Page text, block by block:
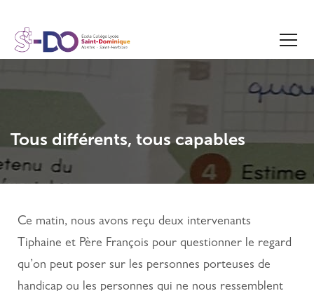
Tous différents, tous capables
Ce matin, nous avons reçu deux intervenants
Tiphaine et Père François pour questionner le regard
qu’on peut poser sur les personnes porteuses de
handicap ou les personnes qui ne nous ressemblent